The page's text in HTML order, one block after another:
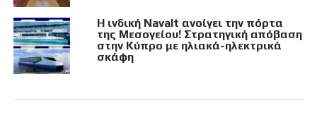
Η ινδική Navalt ανοίγει την πόρτα
της Μεσογείου! Στρατηγική απόβαση
στην Κύπρο με ηλιακά-ηλεκτρικά
σκάφη